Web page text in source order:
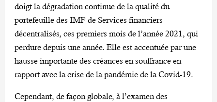
doigt la dégradation continue de la qualité du
portefeuille des IMF de Services financiers
décentralisés, ces premiers mois de l’année 2021, qui
perdure depuis une année. Elle est accentuée par une
hausse importante des créances en souffrance en
rapport avec la crise de la pandémie de la Covid-19.
Cependant, de façon globale, à l’examen des